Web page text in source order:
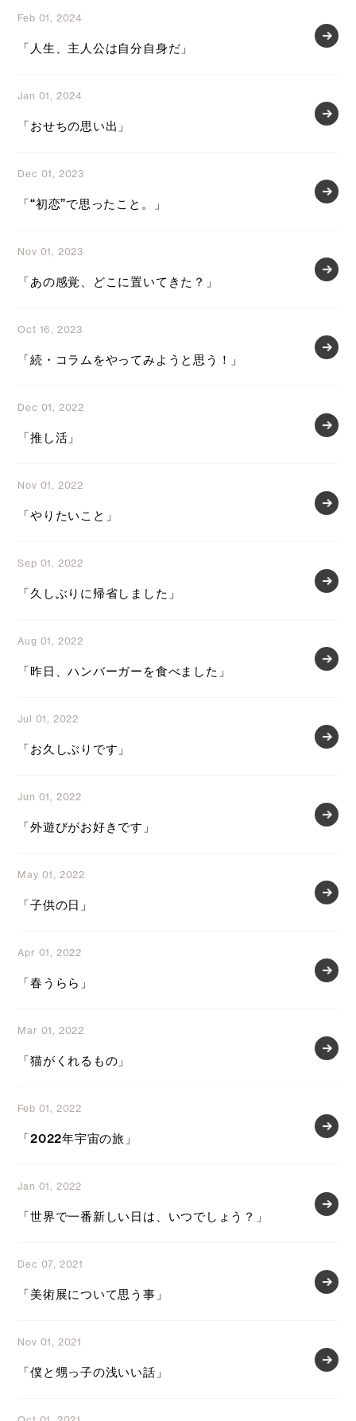
Feb 01, 2024
「人生、主人公は自分自身だ」
Jan 01, 2024
「おせちの思い出」
Dec 01, 2023
「“初恋”で思ったこと。」
Nov 01, 2023
「あの感覚、どこに置いてきた？」
Oct 16, 2023
「続・コラムをやってみようと思う！」
Dec 01, 2022
「推し活」
Nov 01, 2022
「やりたいこと」
Sep 01, 2022
「久しぶりに帰省しました」
Aug 01, 2022
「昨日、ハンバーガーを食べました」
Jul 01, 2022
「お久しぶりです」
Jun 01, 2022
「外遊びがお好きです」
May 01, 2022
「子供の日」
Apr 01, 2022
「春うらら」
Mar 01, 2022
「猫がくれるもの」
Feb 01, 2022
「2022年宇宙の旅」
Jan 01, 2022
「世界で一番新しい日は、いつでしょう？」
Dec 07, 2021
「美術展について思う事」
Nov 01, 2021
「僕と甥っ子の浅いい話」